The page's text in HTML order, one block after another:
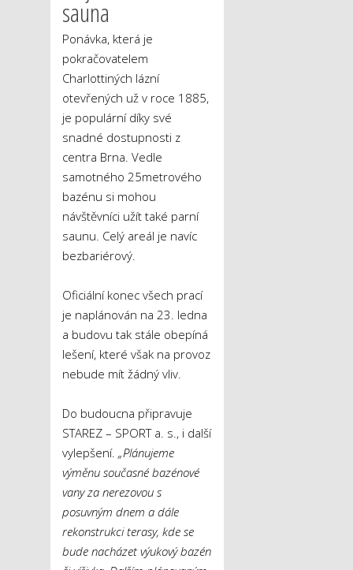
sauna
Ponávka, která je
pokračovatelem
Charlottiných lázní
otevřených už v roce 1885,
je populární díky své
snadné dostupnosti z
centra Brna. Vedle
samotného 25metrového
bazénu si mohou
návštěvníci užít také parní
saunu. Celý areál je navíc
bezbariérový.
Oficiální konec všech prací
je naplánován na 23. ledna
a budovu tak stále obepíná
lešení, které však na provoz
nebude mít žádný vliv.
Do budoucna připravuje
STAREZ – SPORT a. s., i další
vylepšení. „Plánujeme
výměnu současné bazénové
vany za nerezovou s
posuvným dnem a dále
rekonstrukci terasy, kde se
bude nacházet výukový bazén